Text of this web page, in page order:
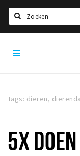
Home
Eten
Tags: dieren,
5X